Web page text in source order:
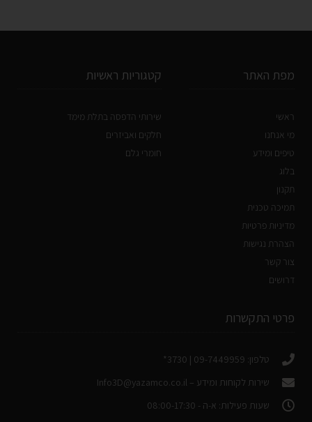
מפת האתר
ראשי
מי אנחנו
טיפים ומידע
בלוג
תקנון
תמיכה טכנית
מדיניות פרטיות
הצהרת נגישות
צור קשר
דרושים
קטגוריות ראשיות
שירותי הדפסה בתלת מימד
חלקים ואביזרים
חומרי גלם
פרטי התקשרות
טלפון: 09-7449959 | 3730*
שירות לקוחות ומידע – Info3D@yazamco.co.il
שעות פעילות: א-ה - 08:00-17:30